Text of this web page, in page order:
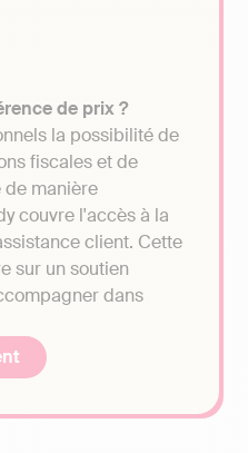
de prix ?
la possibilité de
fiscales et de
manière
couvre l'accès à la
client. Cette
sur un soutien
dans